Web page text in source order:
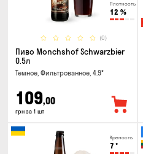
Плотность
12 %
(0)
Пиво Monchshof Schwarzbier
0.5л
Темное, Фильтрованное, 4.9°
109,00
грн за 1 шт
Крепость
7 °